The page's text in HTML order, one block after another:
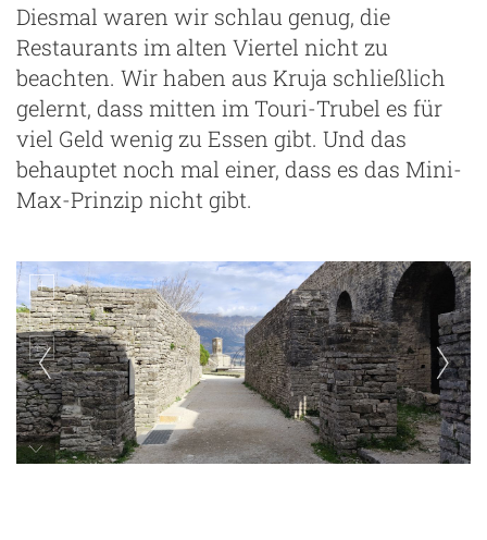
Diesmal waren wir schlau genug, die
Restaurants im alten Viertel nicht zu
beachten. Wir haben aus Kruja schließlich
gelernt, dass mitten im Touri-Trubel es für
viel Geld wenig zu Essen gibt. Und das
behauptet noch mal einer, dass es das Mini-
Max-Prinzip nicht gibt.